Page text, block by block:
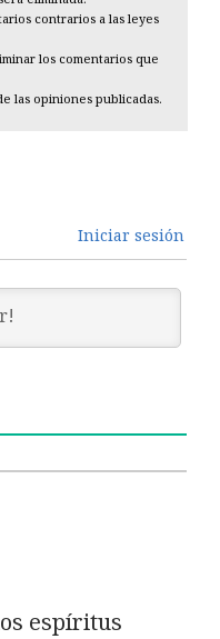
contrarios a las leyes
los comentarios que
las opiniones publicadas.
Iniciar sesión
espíritus